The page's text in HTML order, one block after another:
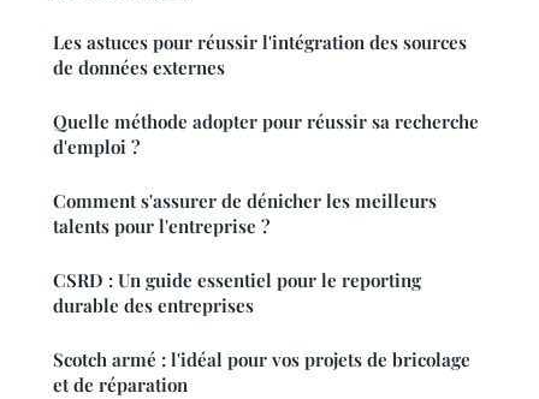
Les astuces pour réussir l'intégration des sources
de données externes
Quelle méthode adopter pour réussir sa recherche
d'emploi ?
Comment s'assurer de dénicher les meilleurs
talents pour l'entreprise ?
CSRD : Un guide essentiel pour le reporting
durable des entreprises
Scotch armé : l'idéal pour vos projets de bricolage
et de réparation